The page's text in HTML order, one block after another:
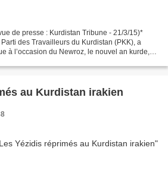
de presse : Kurdistan Tribune - 21/3/15)*
des Travailleurs du Kurdistan (PKK), a
à l’occasion du Newroz, le nouvel an kurde,
au Kurdistan irakien